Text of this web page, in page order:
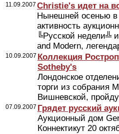
11.09.2007 Christie's идет на
Нынешней осенью в
активность
╚Русской недели╩
and Modern,
10.09.2007 Коллекция
Sotheby's
Лондонское
торги из собрания
Вишневской,
07.09.2007 Грядет русский
Аукционный дом
Коннектикут 20